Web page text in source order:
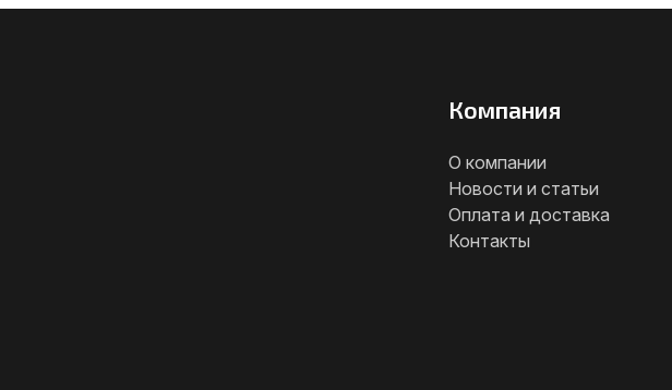
Компания
О компании
Новости и статьи
Оплата и доставка
Контакты